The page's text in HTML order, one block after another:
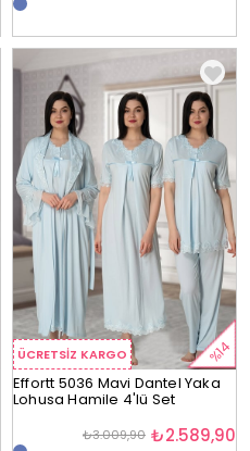
ÜCRETSIZ KARGO %14
Effortt 5036 Mavi Dantel Yaka
Lohusa Hamile 4'lü Set
₺2.589,90
₺3.009,90